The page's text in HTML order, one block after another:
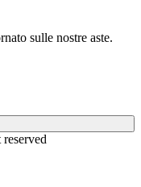
sulle nostre aste.